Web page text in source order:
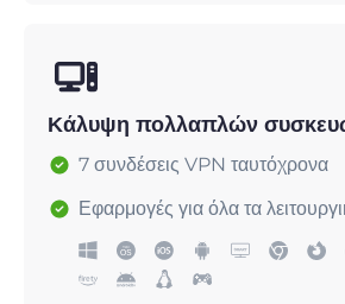
Κάλυψη πολλαπλών
7 συνδέσεις VPN ταυτόχρονα
Εφαρμογές για όλα τα